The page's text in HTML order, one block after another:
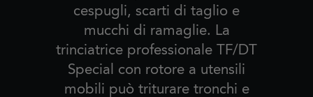
cespugli, scarti di taglio e
mucchi di ramaglie. La
trinciatrice professionale TF/DT
Special con rotore a utensili
mobili può triturare tronchi e